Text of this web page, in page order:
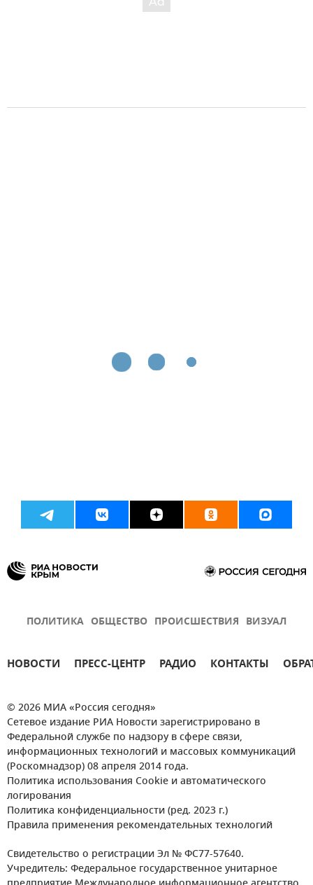
ПОЛИТИКА ОБЩЕСТВО ПРОИСШЕСТВИЯ ВИЗУАЛ
НОВОСТИ ПРЕСС-ЦЕНТР РАДИО КОНТАКТЫ
© 2026 МИА «Россия сегодня»
Сетевое издание РИА Новости зарегистрировано в
Федеральной службе по надзору в сфере связи,
информационных технологий и массовых коммуникаций
(Роскомнадзор) 08 апреля 2014 года.
Политика использования Cookie и автоматического
логирования
Политика конфиденциальности (ред. 2023 г.)
Правила применения рекомендательных технологий
Свидетельство о регистрации Эл № ФС77-57640.
Учредитель: Федеральное государственное унитарное